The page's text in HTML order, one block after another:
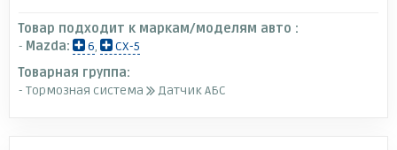
Товар подходит к маркам/моделям авто :
- Mazda: 6,
CX-5
Товарная группа:
- Тормозная система
Датчик АБС